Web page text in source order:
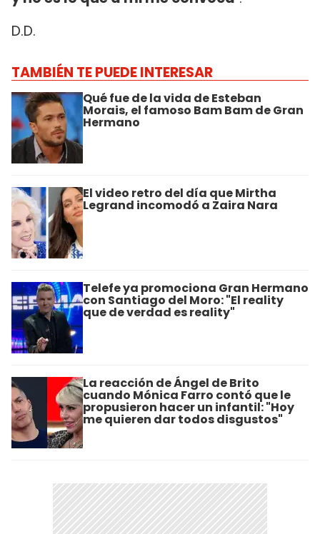
D.D.
TAMBIÉN TE PUEDE INTERESAR
Qué fue de la vida de Esteban
Morais, el famoso Bam Bam de Gran
Hermano
El video retro del día que Mirtha
Legrand incomodó a Zaira Nara
Telefe ya promociona Gran Hermano
con Santiago del Moro: "El reality
que de verdad es reality"
La reacción de Ángel de Brito
cuando Mónica Farro contó que le
propusieron hacer un infantil: "Hoy
me quieren dar todos disgustos"